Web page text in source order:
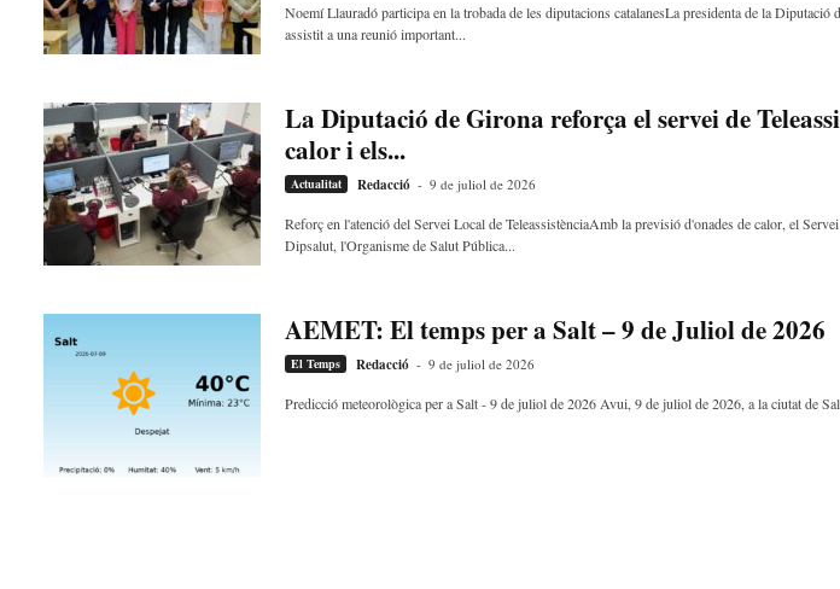
Noemí Llauradó participa en la trobada de les diputacions catalanesLa presidenta de la Diputació
assistit a una reunió important...
La Diputació de Girona reforça el servei de
calor i els...
Actualitat Redacció - 9 de juliol de 2026
Reforç en l'atenció del Servei Local de TeleassistènciaAmb la previsió d'onades de calor, el
Dipsalut, l'Organisme de Salut Pública...
AEMET: El temps per a Salt – 9 de Juliol de 2026
El Temps Redacció - 9 de juliol de 2026
Predicció meteorològica per a Salt - 9 de juliol de 2026 Avui, 9 de juliol de 2026, a la ciutat de